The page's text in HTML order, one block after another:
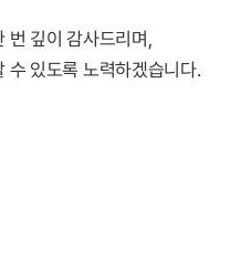
번 깊이 감사드리며,
수 있도록 노력하겠습니다.